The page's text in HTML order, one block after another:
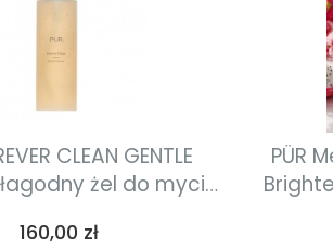
CLEAN GENTLE
łagodny żel do mycia
Cena
160,00 zł
PÜR